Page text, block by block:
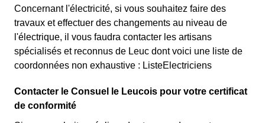
Concernant l'électricité, si vous souhaitez faire des
travaux et effectuer des changements au niveau de
l'électrique, il vous faudra contacter les artisans
spécialisés et reconnus de Leuc dont voici une liste de
coordonnées non exhaustive : ListeElectriciens
Contacter le Consuel le Leucois pour votre certificat
de conformité